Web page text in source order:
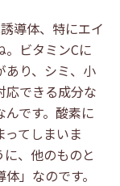
導体、特にエイ
ビタミンCに
あり、シミ、小
応できる成分な
です。酸素に
てしまいま
、他のものと
」なのです。